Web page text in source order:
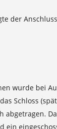
der
wurde bei
Schloss
abgetragen.
ein